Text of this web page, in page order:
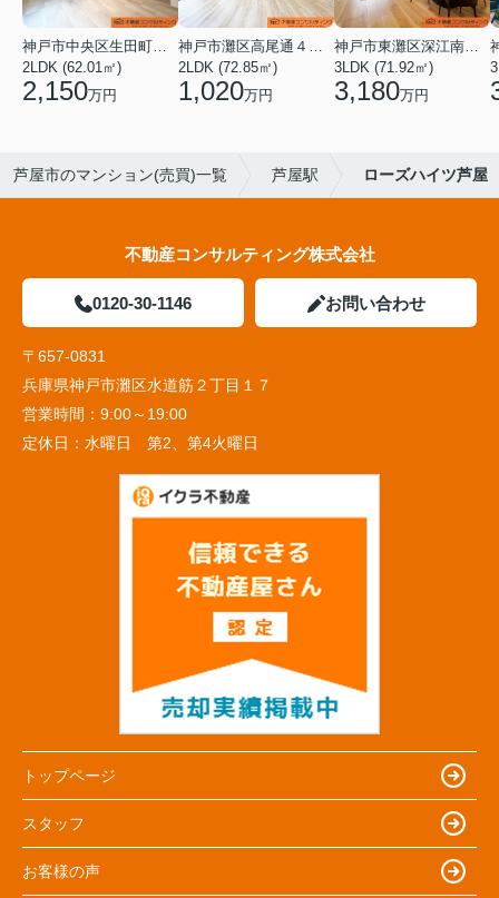
神戸市中央区生田町１丁目
2LDK (62.01㎡)
2,150万円
神戸市灘区高尾通４丁目
2LDK (72.85㎡)
1,020万円
神戸市東灘区深江南町１丁目
3LDK (71.92㎡)
3,180万円
芦屋市のマンション(売買)一覧 芦屋駅 ローズハイツ芦屋
不動産コンサルティング株式会社
0120-30-1146 お問い合わせ
〒657-0831
兵庫県神戸市灘区水道筋２丁目１７
営業時間： 9:00～19:00
定休日： 水曜日 第2、第4火曜日
トップページ
スタッフ
お客様の声